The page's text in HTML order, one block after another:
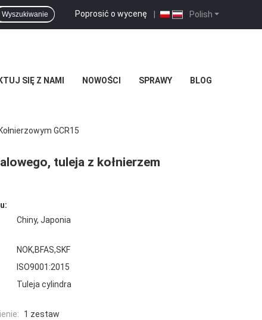
Polish
Poprosić o wycenę |
Wyszukiwanie
SIĘ Z NAMI NOWOŚCI SPRAWY BLOG
GCR15
tuleja z kołnierzem
Chiny, Japonia
NOK,BFAS,SKF
ISO9001:2015
Tuleja cylindra
1 zestaw